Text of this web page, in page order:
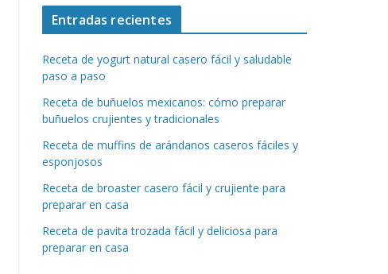
Entradas recientes
Receta de yogurt natural casero fácil y saludable
paso a paso
Receta de buñuelos mexicanos: cómo preparar
buñuelos crujientes y tradicionales
Receta de muffins de arándanos caseros fáciles y
esponjosos
Receta de broaster casero fácil y crujiente para
preparar en casa
Receta de pavita trozada fácil y deliciosa para
preparar en casa